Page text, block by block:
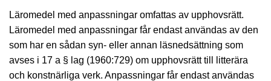
Läromedel med anpassningar omfattas av upphovsrätt.
Läromedel med anpassningar får endast användas av den
som har en sådan syn- eller annan läsnedsättning som
avses i 17 a § lag (1960:729) om upphovsrätt till litterära
och konstnärliga verk. Anpassningar får endast användas